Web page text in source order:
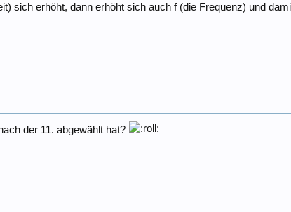
sich erhöht, dann erhöht sich auch f (die Frequenz) und
der 11. abgewählt hat?